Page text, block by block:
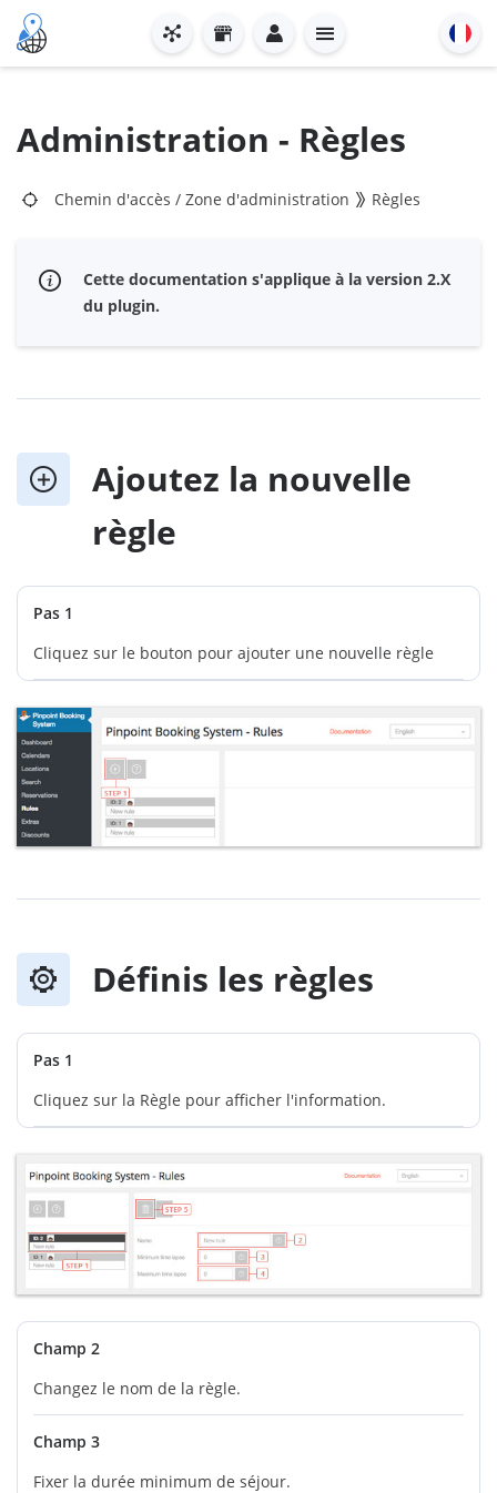
Administration - Règles
Chemin d'accès / Zone d'administration Règles
Cette documentation s'applique à la version 2.X
du plugin.
Ajoutez la nouvelle
règle
Pas 1
Cliquez sur le bouton pour ajouter une nouvelle règle
Définis les règles
Pas 1
Cliquez sur la Règle pour afficher l'information.
Champ 2
Changez le nom de la règle.
Champ 3
Fixer la durée minimum de séjour.